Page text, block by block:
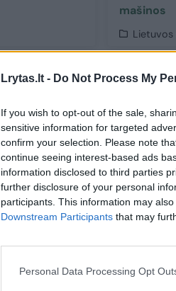
Lrytas.lt - Do Not Process My
If you wish to opt-out of the sale,
sensitive information for targeted
confirm your selection. Please note
continue seeing interest-based ads
information disclosed to third parties
further disclosure of your personal
participants. This information may
Downstream Participants that may
Personal Data Processing Opt
mašinos
Lietuvos
Vilniuje ir Druskininkų
savivaldybėje smurtą
nepilnamečiai